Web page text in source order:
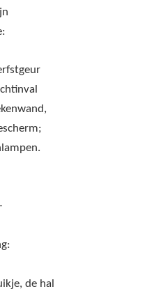
de hal